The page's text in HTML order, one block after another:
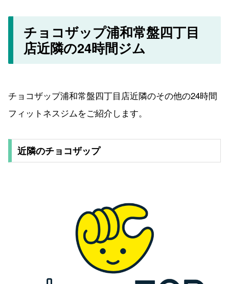
チョコザップ浦和常盤四丁目
店近隣の24時間ジム
チョコザップ浦和常盤四丁目店近隣のその他の24時間
フィットネスジムをご紹介します。
近隣のチョコザップ